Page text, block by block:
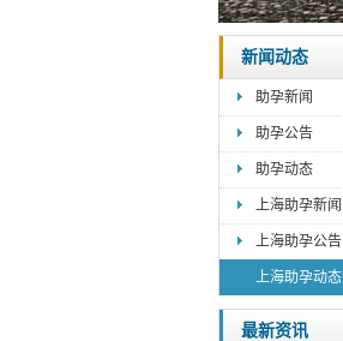
新闻动态
助孕新闻
助孕公告
助孕动态
上海助孕新闻
上海助孕公告
上海助孕动态
最新资讯